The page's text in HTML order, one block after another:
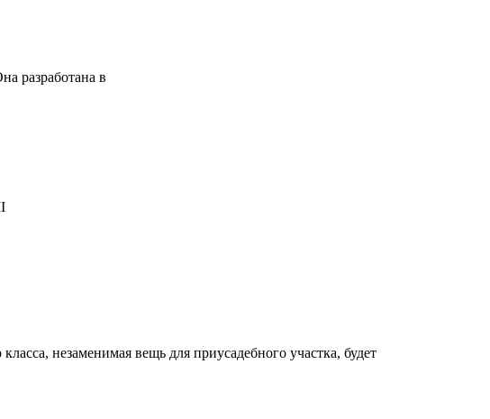
разработана в
незаменимая вещь для приусадебного участка, будет